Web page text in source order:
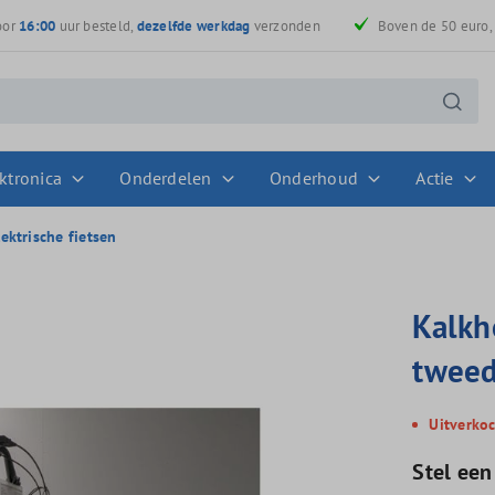
16:00 uur besteld, dezelfde werkdag verzonden Boven de 50 euro,
Onderdelen Onderhoud Actie
fietsen
Stel